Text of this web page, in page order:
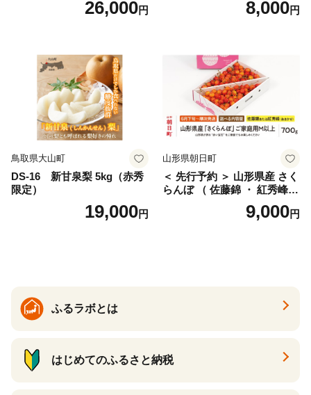
桜桃 産地直送 サクランボ チ
26,000円
ス) 8000円 わけあり ぶんた
産 農家直送 期間限定 特産品
サイズミックス くらもとフ
ァーム 愛南町 愛媛県
8,000円
鳥取県大山町
DS-16 新甘泉梨 5kg（赤秀
限定）
19,000円
山形県朝日町
＜ 先行予約 ＞ 山形県産 さく
らんぼ （ 佐藤錦 ・ 紅秀峰
） ご家庭用 M以上 700g 【20
26年6月下旬から7月上旬発
9,000円
ふるラボとは
はじめてのふるさと納税